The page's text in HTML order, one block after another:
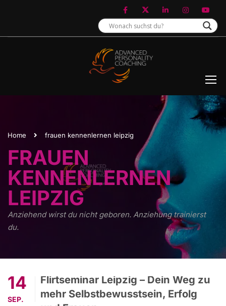
Home frauen kennenlernen leipzig
FRAUEN
KENNENLERNEN
LEIPZIG
Anziehend wirst du nicht geboren. Anziehung trainierst
du.
14
SEP.
Flirtseminar Leipzig – Dein Weg zu
mehr Selbstbewusstsein, Erfolg